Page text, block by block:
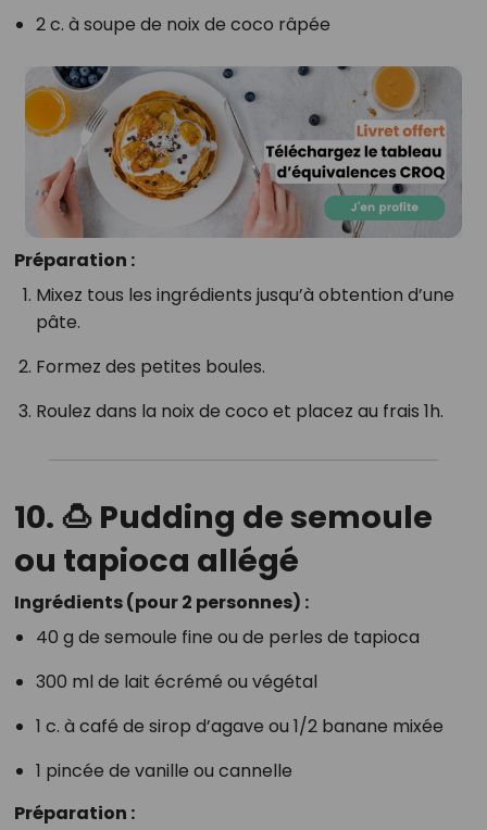
2 c. à soupe de noix de coco râpée
Préparation :
Mixez tous les ingrédients jusqu’à obtention d’une
pâte.
Formez des petites boules.
Roulez dans la noix de coco et placez au frais 1h.
10. 🍮 Pudding de semoule
ou tapioca allégé
Ingrédients (pour 2 personnes) :
40 g de semoule fine ou de perles de tapioca
300 ml de lait écrémé ou végétal
1 c. à café de sirop d’agave ou 1/2 banane mixée
1 pincée de vanille ou cannelle
Préparation :